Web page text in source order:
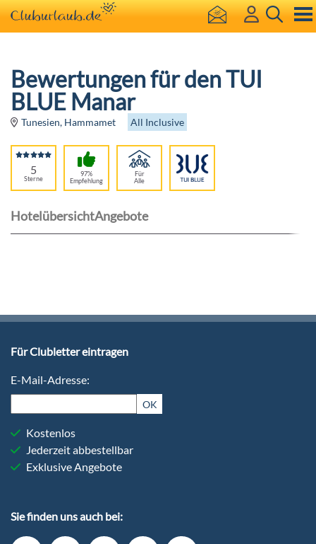
Bewertungen für den TUI
BLUE Manar
Tunesien, Hammamet All Inclusive
5
Sterne
97%
Empfehlung
Für
Alle
HotelübersichtAngebote
Sie finden uns auch bei:
Für Clubletter eintragen
E-Mail-Adresse:
OK
Kostenlos
Jederzeit abbestellbar
Exklusive Angebote